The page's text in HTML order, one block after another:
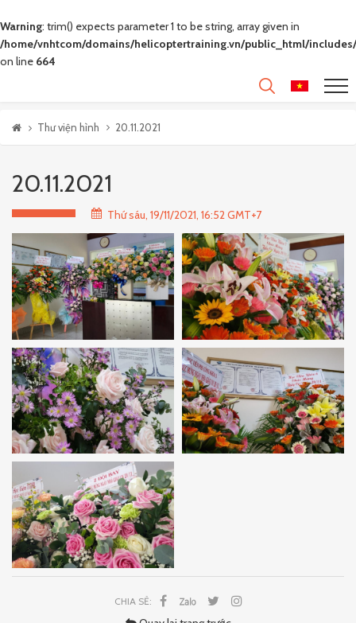
Warning: trim() expects parameter 1 to be string, array given in
/home/vnhtcom/domains/helicoptertraining.vn/public_html/
on line 664
Thư viện hình 20.11.2021
20.11.2021
Thứ sáu, 19/11/2021, 16:52 GMT+7
CHIA SẺ: